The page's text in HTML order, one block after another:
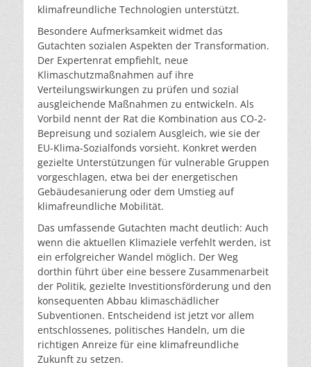
klimafreundliche Technologien unterstützt.
Besondere Aufmerksamkeit widmet das
Gutachten sozialen Aspekten der Transformation.
Der Expertenrat empfiehlt, neue
Klimaschutzmaßnahmen auf ihre
Verteilungswirkungen zu prüfen und sozial
ausgleichende Maßnahmen zu entwickeln. Als
Vorbild nennt der Rat die Kombination aus CO-2-
Bepreisung und sozialem Ausgleich, wie sie der
EU-Klima-Sozialfonds vorsieht. Konkret werden
gezielte Unterstützungen für vulnerable Gruppen
vorgeschlagen, etwa bei der energetischen
Gebäudesanierung oder dem Umstieg auf
klimafreundliche Mobilität.
Das umfassende Gutachten macht deutlich: Auch
wenn die aktuellen Klimaziele verfehlt werden, ist
ein erfolgreicher Wandel möglich. Der Weg
dorthin führt über eine bessere Zusammenarbeit
der Politik, gezielte Investitionsförderung und den
konsequenten Abbau klimaschädlicher
Subventionen. Entscheidend ist jetzt vor allem
entschlossenes, politisches Handeln, um die
richtigen Anreize für eine klimafreundliche
Zukunft zu setzen.